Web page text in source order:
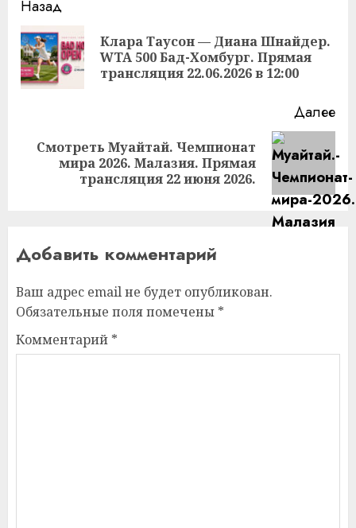
Продолжить
чтение
Назад
Клара Таусон — Диана Шнайдер.
WTA 500 Бад-Хомбург. Прямая
трансляция 22.06.2026 в 12:00
Далее
Следующая
Смотреть Муайтай. Чемпионат
мира 2026. Малазия. Прямая
трансляция 22 июня 2026.
Добавить комментарий
Ваш адрес email не будет опубликован.
Обязательные поля помечены *
Комментарий *